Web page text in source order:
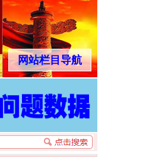
网站栏目导航